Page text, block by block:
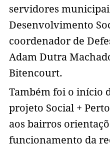
servidores
Desenvolvimento
coordenador de
Adam Dutra
Bitencourt.
Também foi o início
projeto Social +
aos bairros
funcionamento da